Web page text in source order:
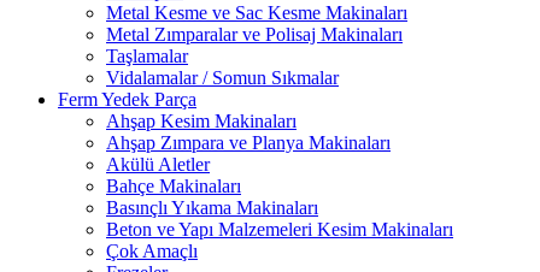
Metal Kesme ve Sac Kesme Makinaları
Metal Zımparalar ve Polisaj Makinaları
Taşlamalar
Vidalamalar / Somun Sıkmalar
Ferm Yedek Parça
Ahşap Kesim Makinaları
Ahşap Zımpara ve Planya Makinaları
Akülü Aletler
Bahçe Makinaları
Basınçlı Yıkama Makinaları
Beton ve Yapı Malzemeleri Kesim Makinaları
Çok Amaçlı